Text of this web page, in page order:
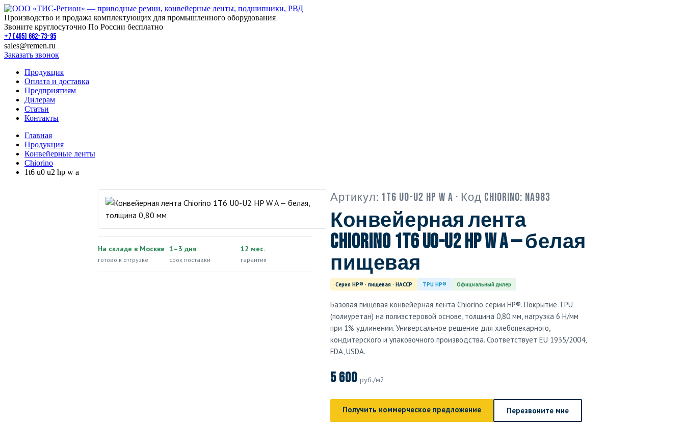
Производство и продажа комплектующих для промышленного оборудования
Звоните круглосуточно По России бесплатно
+7 (495) 662-73-95
sales@remen.ru
Заказать звонок
Продукция
Оплата и доставка
Предприятиям
Дилерам
Статьи
Контакты
Главная
Продукция
Конвейерные ленты
Chiorino
1t6 u0 u2 hp w a
На складе в Москве
готово к отгрузке
1–3 дня
срок поставки
12 мес.
гарантия
Артикул: 1T6 U0-U2 HP W A · Код Chiorino: NA983
Конвейерная лента
Chiorino 1T6 U0-U2 HP W A — белая
пищевая
Серия HP® · пищевая · HACCP TPU HP® Официальный дилер
Базовая пищевая конвейерная лента Chiorino серии HP®. Покрытие TPU
(полиуретан) на полиэстеровой основе, толщина 0,80 мм, нагрузка 6 Н/мм
при 1% удлинении. Универсальное решение для хлебопекарного,
кондитерского и упаковочного производства. Соответствует EU 1935/2004,
FDA, USDA.
5 600 руб./м2
Получить коммерческое предложение Перезвоните мне